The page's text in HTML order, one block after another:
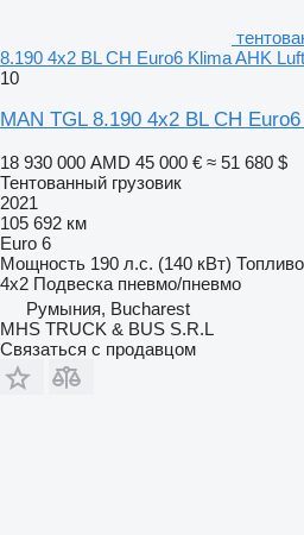
8.190 4x2 BL CH Euro6 Klima AHK
10
MAN TGL 8.190 4x2 BL CH
18 930 000 AMD 45 000 € ≈ 51 680 $
Тентованный грузовик
2021
105 692 км
Euro 6
Мощность 190 л.с. (140 кВт) Топливо
4x2 Подвеска пневмо/пневмо
Румыния, Bucharest
MHS TRUCK & BUS S.R.L
Связаться с продавцом